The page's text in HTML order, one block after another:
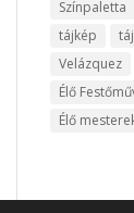
Színpaletta
tájkép
Velázquez
Élő
Élő